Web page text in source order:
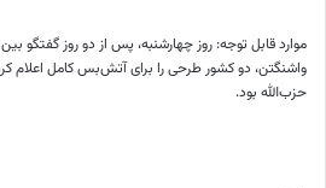
موارد قابل توجه: روز چهارشنبه، پس از دو روز گفتگو
واشنگتن، دو کشور طرحی را برای آتش‌بس کامل اعلام
حزب‌الله بود.